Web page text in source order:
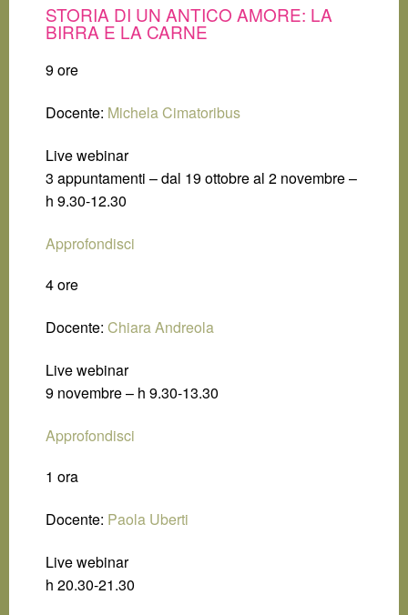
STORIA DI UN ANTICO AMORE: LA
BIRRA E LA CARNE
9 ore
Docente: Michela Cimatoribus
Live webinar
3 appuntamenti – dal 19 ottobre al 2 novembre –
h 9.30-12.30
Approfondisci
4 ore
Docente: Chiara Andreola
Live webinar
9 novembre – h 9.30-13.30
Approfondisci
1 ora
Docente: Paola Uberti
Live webinar
h 20.30-21.30